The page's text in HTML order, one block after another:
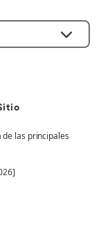
de las principales